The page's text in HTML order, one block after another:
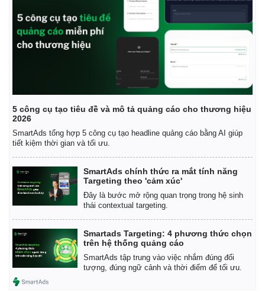
5 công cụ tạo tiêu đề và mô tả quảng cáo cho thương hiệu
2026
SmartAds tổng hợp 5 công cụ tạo headline quảng cáo bằng AI giúp
tiết kiệm thời gian và tối ưu.
SmartAds chính thức ra mắt tính năng
Targeting theo 'cảm xúc'
Đây là bước mở rộng quan trọng trong hệ sinh
thái contextual targeting.
Smartads Targeting: 4 phương thức chọn
trên hệ thống quảng cáo
SmartAds tập trung vào việc nhắm đúng đối
tượng, đúng ngữ cảnh và thời điểm để tối ưu.